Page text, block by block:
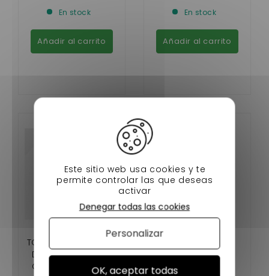
En stock
Añadir al carrito
M8, MGO 3/4/5/6,
DUÉ 2/3/4
En stock
Añadir al carrito
TORNILLO DEL TAPÓN
DE VACIADO DE LA
CAJA DE CAMBIOS
LIGIER IXO , JS50
PHASE 1 / 2 / 3,
Este sitio web usa cookies y te
permite controlar las que deseas
activar
OK, aceptar todas
Denegar todas las cookies
Personalizar